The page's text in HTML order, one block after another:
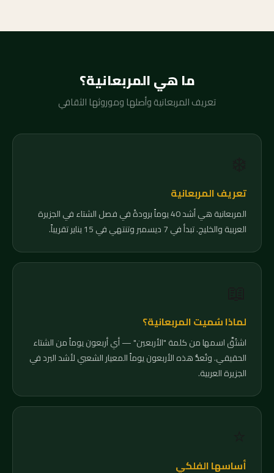
ما هي المربعانية؟
تعريف المربعانية وأصلها وموروثها الثقافي
تعريف المربعانية
المربعانية هي أشد 40 يوماً برودةً في فصل الشتاء في الجزيرة
العربية والخليج. تبدأ في 7 ديسمبر وتنتهي في 15 يناير تقريباً.
لماذا سُميت المربعانية؟
اشتُقَّ اسمها من كلمة "الأربعين" — أي أربعون يوماً من الشتاء
الحقيقي. وتُعدُّ هذه الأربعون يوماً المعيار الشعبي لأشد البرد في
الجزيرة العربية.
أساسها الفلكي